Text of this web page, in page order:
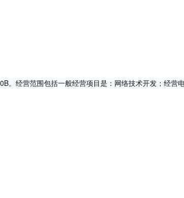
经营范围包括一般经营项目是：网络技术开发；经营